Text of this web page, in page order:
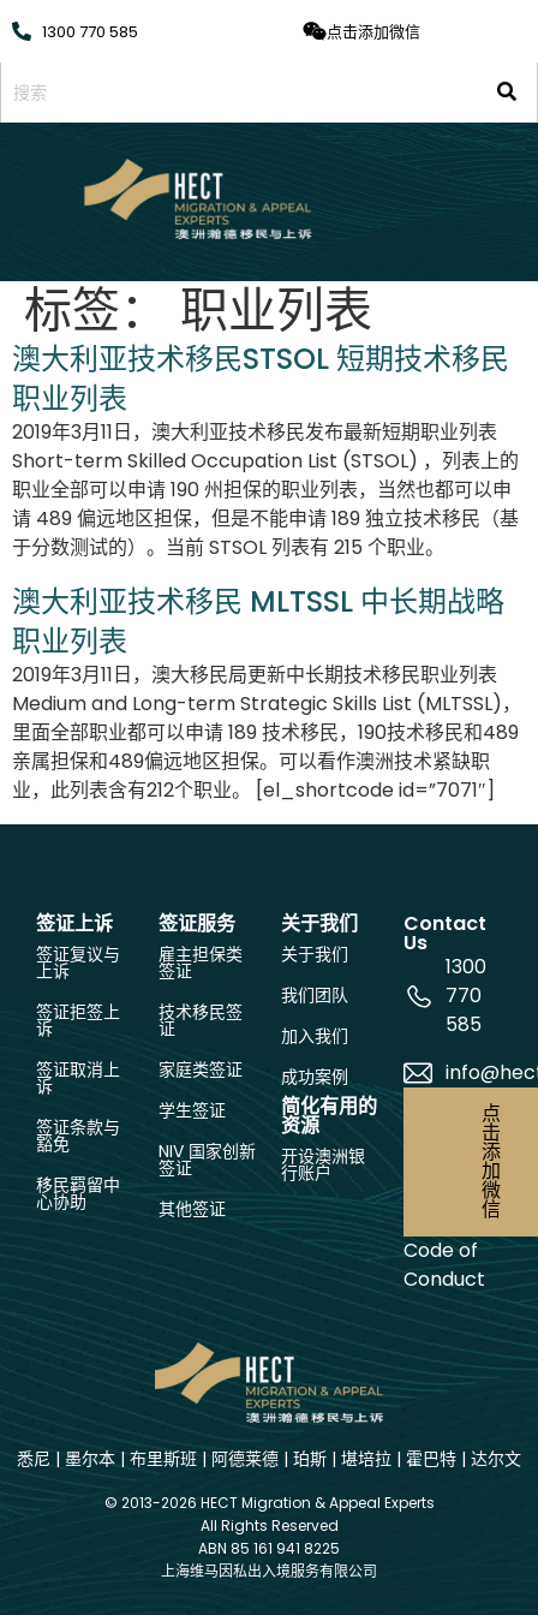
1300 770 585 点击添加微信
标签： 职业列表
澳大利亚技术移民STSOL 短期技术移民
职业列表
2019年3月11日，澳大利亚技术移民发布最新短期职业列表
Short-term Skilled Occupation List (STSOL) ，列表上的
职业全部可以申请 190 州担保的职业列表，当然也都可以申
请 489 偏远地区担保，但是不能申请 189 独立技术移民（基
于分数测试的）。当前 STSOL 列表有 215 个职业。
澳大利亚技术移民 MLTSSL 中长期战略
职业列表
2019年3月11日，澳大移民局更新中长期技术移民职业列表
Medium and Long-term Strategic Skills List (MLTSSL)，
里面全部职业都可以申请 189 技术移民，190技术移民和489
亲属担保和489偏远地区担保。可以看作澳洲技术紧缺职
业，此列表含有212个职业。 [el_shortcode id=”7071″]
签证上诉
签证复议与
上诉
签证拒签上
诉
签证取消上
诉
签证条款与
豁免
移民羁留中
心协助
签证服务
雇主担保类
签证
技术移民签
证
家庭类签证
学生签证
NIV 国家创新
签证
其他签证
关于我们
关于我们
我们团队
加入我们
成功案例
简化有用的
资源
开设澳洲银
行账户
Contact
Us
1300
770
585
点
击
添
加
微
信
Code of
Conduct
悉尼 | 墨尔本 | 布里斯班 | 阿德莱德 | 珀斯 | 堪培拉 | 霍巴特 | 达尔文
© 2013-2026 HECT Migration & Appeal Experts
All Rights Reserved
ABN 85 161 941 8225
上海维马因私出入境服务有限公司